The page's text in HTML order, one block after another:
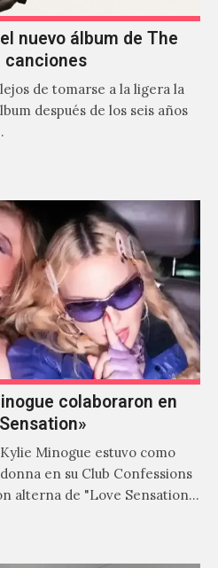
nuevo álbum de The
canciones
de tomarse a la ligera la
después de los seis años
colaboraron en
Minogue estuvo como
en su Club Confessions
alterna de "Love Sensation",